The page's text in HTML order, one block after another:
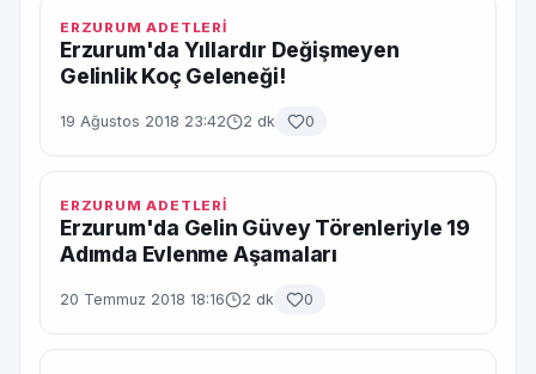
ERZURUM ADETLERİ
Erzurum'da Yıllardır Değişmeyen
Gelinlik Koç Geleneği!
19 Ağustos 2018 23:42 2 dk 0
ERZURUM ADETLERİ
Erzurum'da Gelin Güvey Törenleriyle 19
Adımda Evlenme Aşamaları
20 Temmuz 2018 18:16 2 dk 0